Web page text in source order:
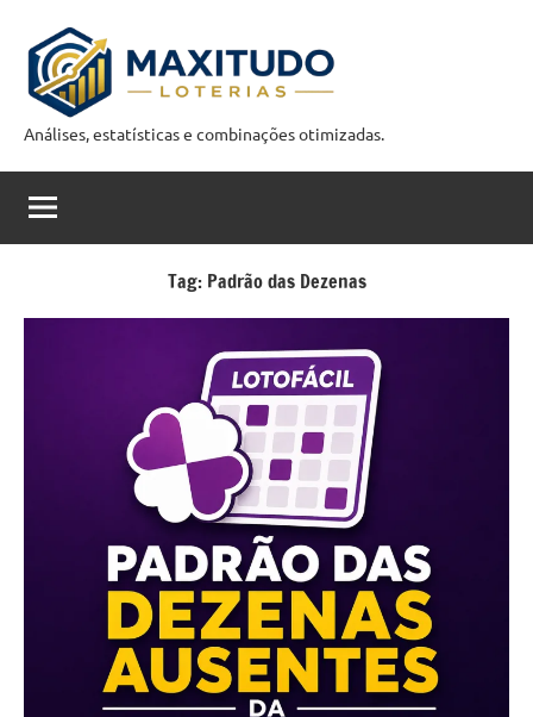
para
conteúdo
M
a
x
t
Análises, estatísticas e combinações otimizadas.
Tag: Padrão das Dezenas